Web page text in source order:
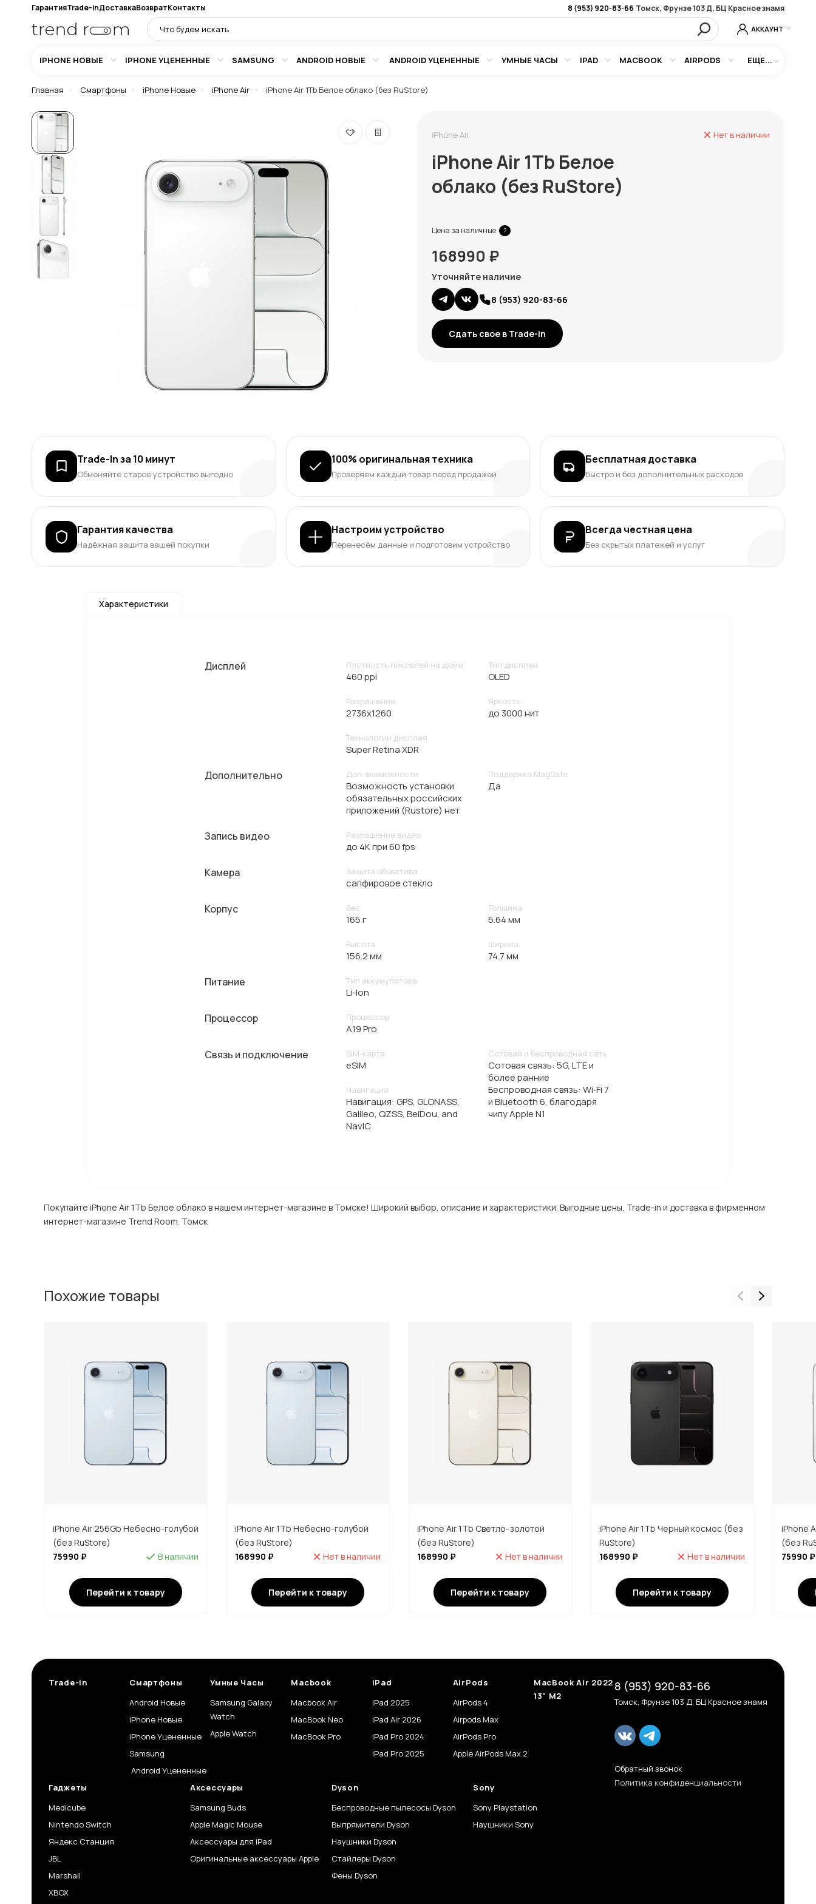
ГарантияTrade-inДоставкаВозвратКонтакты 8 (953) 920-83-66 Томск, Фрунзе 103 Д, БЦ Красное знамя
АККАУНТ
IPHONE НОВЫЕ IPHONE УЦЕНЕННЫЕ SAMSUNG ANDROID НОВЫЕ ANDROID УЦЕНЕННЫЕ УМНЫЕ ЧАСЫ IPAD MACBOOK AIRPODS ЕЩЕ...
Главная Смартфоны iPhone Новые iPhone Air iPhone Air 1Tb Белое облако (без RuStore)
iPhone Air
iPhone Air 1Tb Белое
облако (без RuStore)
Нет в наличии
Цена за наличные ?
168990 ₽
Уточняйте наличие
8 (953) 920-83-66
Сдать свое в Trade-in
Trade-In за 10 минут
Обменяйте старое устройство выгодно
100% оригинальная техника
Проверяем каждый товар перед продажей
Бесплатная доставка
Быстро и без дополнительных расходов
Гарантия качества
Надёжная защита вашей покупки
Настроим устройство
Перенесём данные и подготовим устройство
Всегда честная цена
Без скрытых платежей и услуг
Характеристики
Дисплей Плотность пикселей на дюйм
460 ppi
Разрешение
2736x1260
Технологии дисплея
Super Retina XDR
Тип дисплея
OLED
Яркость
до 3000 нит
Дополнительно Доп. возможности
Возможность установки
обязательных российских
приложений (Rustore) нет
Поддержка MagSafe
Да
Запись видео Разрешение видео
до 4K при 60 fps
Камера Защита объектива
сапфировое стекло
Корпус Вес
165 г
Высота
156.2 мм
Толщина
5.64 мм
Ширина
74.7 мм
Питание Тип аккумулятора
Li-Ion
Процессор Процессор
A19 Pro
Связь и подключение SIM-карта
eSIM
Навигация
Навигация: GPS, GLONASS,
Galileo, QZSS, BeiDou, and
NavIC
Сотовая и беспроводная сеть
Сотовая связь: 5G, LTE и
более ранние
Беспроводная связь: Wi‑Fi 7
и Bluetooth 6, благодаря
чипу Apple N1
Покупайте iPhone Air 1Tb Белое облако в нашем интернет-магазине в Томске! Широкий выбор, описание и характеристики. Выгодные цены, Trade-in и доставка в фирменном
интернет-магазине Trend Room. Томск
Похожие товары
iPhone Air 256Gb Небесно-голубой
(без RuStore)
75990 ₽
В наличии
Перейти к товару
iPhone Air 1Tb Небесно-голубой
(без RuStore)
168990 ₽
Нет в наличии
Перейти к товару
iPhone Air 1Tb Светло-золотой
(без RuStore)
168990 ₽
Нет в наличии
Перейти к товару
iPhone Air 1Tb Черный космос (без
RuStore)
168990 ₽
Нет в наличии
Перейти к товару
iPhone
(без
75990 ₽
Trade-in
Смартфоны
Android Новые
iPhone Новые
iPhone Уцененные
Samsung
Android Уцененные
Умные Часы
Samsung Galaxy
Watch
Apple Watch
Macbook
Macbook Air
MacBook Neo
MacBook Pro
iPad
IPad 2025
iPad Air 2026
iPad Pro 2024
iPad Pro 2025
AirPods
AirPods 4
Airpods Max
AirPods Pro
Apple AirPods Max 2
MacBook Air 2022
13" M2
Гаджеты
Medicube
Nintendo Switch
Яндекс Станция
JBL
Marshall
XBOX
Аксессуары
Samsung Buds
Apple Magic Mouse
Аксессуары для iPad
Оригинальные аксессуары Apple
Dyson
Беспроводные пылесосы Dyson
Выпрямители Dyson
Наушники Dyson
Стайлеры Dyson
Фены Dyson
Sony
Sony Playstation
Наушники Sony
8 (953) 920-83-66
Томск, Фрунзе 103 Д, БЦ Красное знамя
Обратный звонок
Политика конфиденциальности